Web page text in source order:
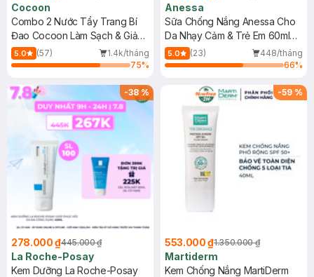
Cocoon
Combo 2 Nước Tẩy Trang Bí
Đao Cocoon Làm Sạch & Giảm
Dầu 500ml
5.0 (57)
1.4k/tháng
75%
Anessa
Sữa Chống Nắng Anessa Cho
Da Nhạy Cảm & Trẻ Em 60ml
(Mới)
5.0 (23)
448/tháng
66%
-38%
278.000 ₫445.000 ₫
La Roche-Posay
Kem Dưỡng La Roche-Posay
-59 %
553.000 ₫1.350.000 ₫
Martiderm
Kem Chống Nắng MartiDerm